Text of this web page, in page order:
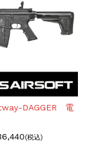
DAGGER 電
(税込)